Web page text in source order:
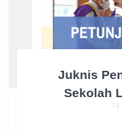
Juknis
Sekolah
14